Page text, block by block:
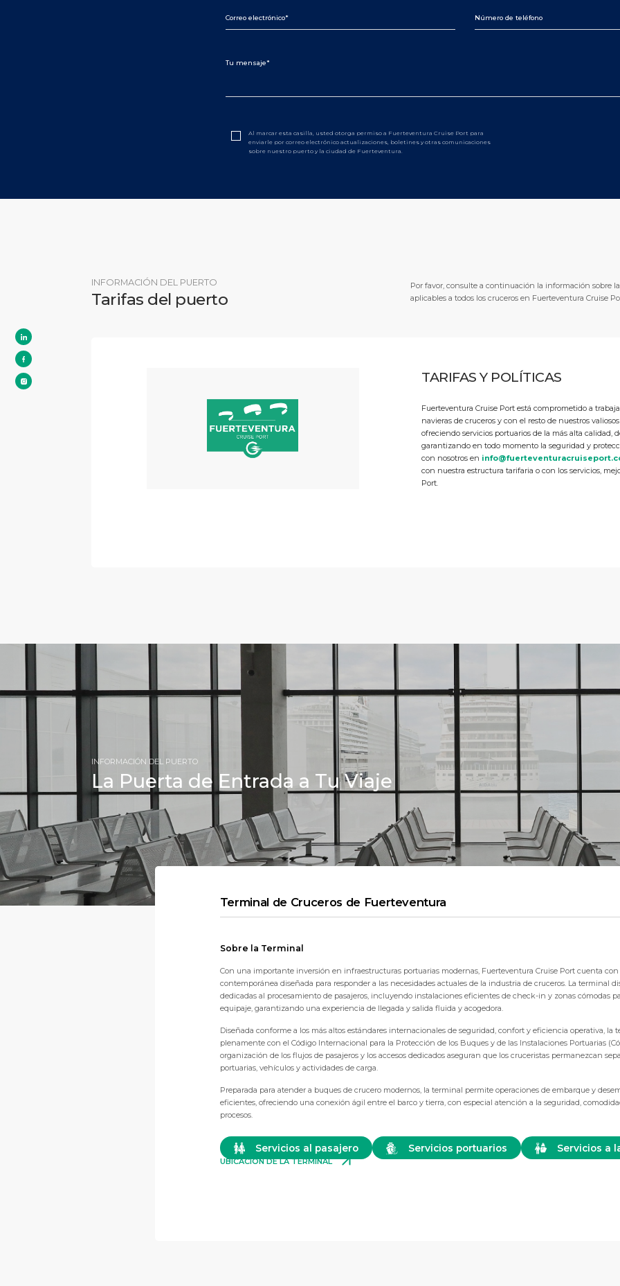
Al marcar esta casilla, usted otorga permiso a Fuerteventura Cruise Port para
enviarle por correo electrónico actualizaciones, boletines y otras comunicaciones
sobre nuestro puerto y la ciudad de Fuerteventura.
INFORMACIÓN DEL PUERTO
Tarifas del puerto
Por favor, consulte a continuación la información sobre
aplicables a todos los cruceros en Fuerteventura Cruise
TARIFAS Y POLÍTICAS
Fuerteventura Cruise Port está comprometido a
navieras de cruceros y con el resto de nuestros
ofreciendo servicios portuarios de la más alta calidad,
garantizando en todo momento la seguridad y
con nosotros en
con nuestra estructura tarifaria o con los servicios,
Port.
INFORMACIÓN DEL PUERTO
La Puerta de Entrada a Tu Viaje
Terminal de Cruceros de Fuerteventura
Sobre la Terminal
Con una importante inversión en infraestructuras portuarias modernas, Fuerteventura Cruise Port cuenta
contemporánea diseñada para responder a las necesidades actuales de la industria de cruceros. La terminal
dedicadas al procesamiento de pasajeros, incluyendo instalaciones eficientes de check-in y zonas cómodas
equipaje, garantizando una experiencia de llegada y salida fluida y acogedora.
Diseñada conforme a los más altos estándares internacionales de seguridad, confort y eficiencia operativa, la
plenamente con el Código Internacional para la Protección de los Buques y de las Instalaciones Portuarias
organización de los flujos de pasajeros y los accesos dedicados aseguran que los cruceristas permanezcan
portuarias, vehículos y actividades de carga.
Preparada para atender a buques de crucero modernos, la terminal permite operaciones de embarque y
eficientes, ofreciendo una conexión ágil entre el barco y tierra, con especial atención a la seguridad,
procesos.
Servicios al pasajero Servicios portuarios Servicios a
UBICACIÓN DE LA TERMINAL